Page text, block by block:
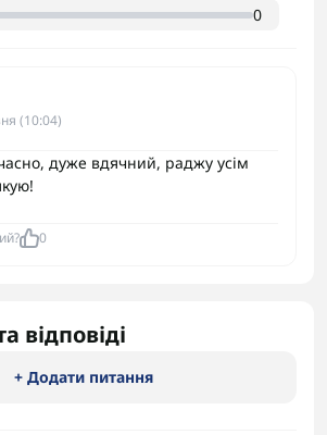
0
(10:04)
дуже вдячний, раджу усім
0
відповіді
+ Додати питання